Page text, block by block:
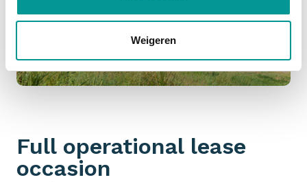
Weigeren
Full operational lease
occasion